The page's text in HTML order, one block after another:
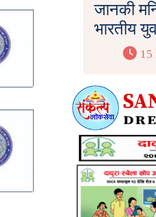
जानकी
भारतीय
15